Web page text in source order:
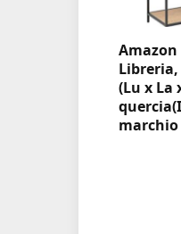
Libreria,
(Lu x La